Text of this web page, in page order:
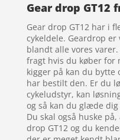
Gear drop GT12
Gear drop GT12 har i
cykeldele. Geardrop
blandt alle vores
fragt hvis du køber for
kigger på kan du bytte
har bestilt den. Er du
cykeludstyr, kan
og så kan du glæde
Du skal også huske
drop GT12 og du